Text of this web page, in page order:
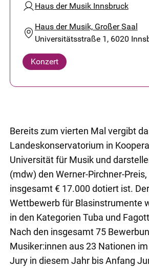
Haus der Musik Innsbruck
Haus der Musik, Großer Saal
Universitätsstraße 1, 6020
Konzert
Bereits zum vierten Mal vergibt
Landeskonservatorium in
Universität für Musik und
(mdw) den Werner-Pirchner-
insgesamt € 17.000 dotiert ist.
Wettbewerb für Blasinstrumente
in den Kategorien Tuba und
Nach den insgesamt 75
Musiker:innen aus 23 Nationen
Jury in diesem Jahr bis Anfang